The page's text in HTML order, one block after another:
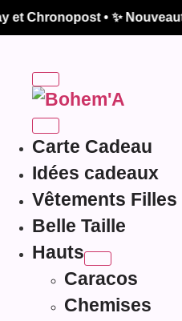
• ✨ Nouveautés
Carte Cadeau
Idées cadeaux
Vêtements Filles
Belle Taille
Hauts
Caracos
Chemises